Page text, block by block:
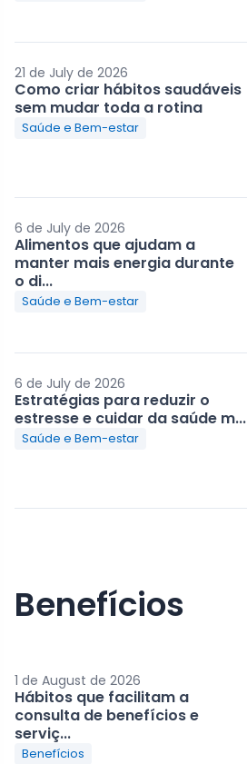
21 de July de 2026
Como criar hábitos saudáveis
sem mudar toda a rotina
Saúde e Bem-estar
6 de July de 2026
Alimentos que ajudam a
manter mais energia durante
o di...
Saúde e Bem-estar
6 de July de 2026
Estratégias para reduzir o
estresse e cuidar da saúde m...
Saúde e Bem-estar
Benefícios
1 de August de 2026
Hábitos que facilitam a
consulta de benefícios e
serviç...
Benefícios